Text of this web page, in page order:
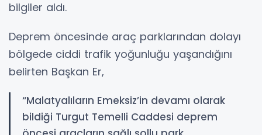
bilgiler aldı.
Deprem öncesinde araç parklarından dolayı
bölgede ciddi trafik yoğunluğu yaşandığını
belirten Başkan Er,
“Malatyalıların Emeksiz’in devamı olarak
bildiği Turgut Temelli Caddesi deprem